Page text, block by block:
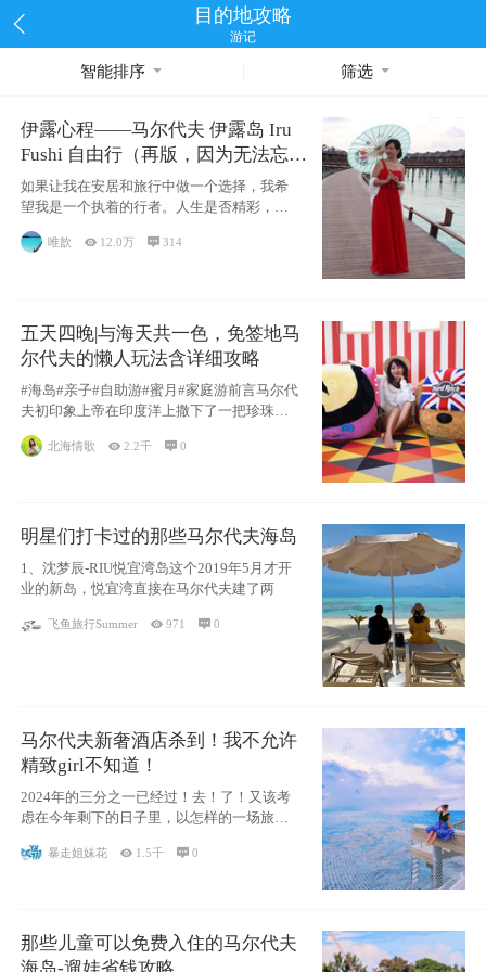
目的地攻略
游记
智能排序 筛选
伊露心程——马尔代夫 伊露岛 Iru
Fushi 自由行（再版，因为无法忘却
的留恋）
如果让我在安居和旅行中做一个选择，我希
望我是一个执着的行者。人生是否精彩，都
源于自己
唯歆  12.0万  314
五天四晚|与海天共一色，免签地马
尔代夫的懒人玩法含详细攻略
#海岛#亲子#自助游#蜜月#家庭游前言马尔代
夫初印象上帝在印度洋上撒下了一把珍珠，
北海情歌 2.2千 0
明星们打卡过的那些马尔代夫海岛
1、沈梦辰-RIU悦宜湾岛这个2019年5月才开
业的新岛，悦宜湾直接在马尔代夫建了两
飞鱼旅行Summer 971 0
马尔代夫新奢酒店杀到！我不允许
精致girl不知道！
2024年的三分之一已经过！去！了！又该考
虑在今年剩下的日子里，以怎样的一场旅行
暴走姐妹花  1.5千 0
那些儿童可以免费入住的马尔代夫